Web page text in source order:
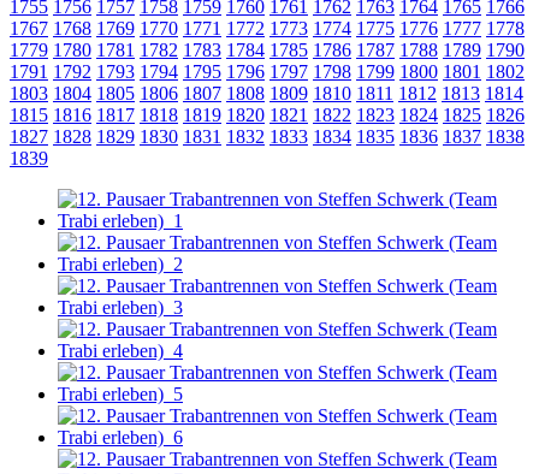
1755 1756 1757 1758 1759 1760 1761 1762 1763 1764 1765 1766
1767 1768 1769 1770 1771 1772 1773 1774 1775 1776 1777 1778
1779 1780 1781 1782 1783 1784 1785 1786 1787 1788 1789 1790
1791 1792 1793 1794 1795 1796 1797 1798 1799 1800 1801 1802
1803 1804 1805 1806 1807 1808 1809 1810 1811 1812 1813 1814
1815 1816 1817 1818 1819 1820 1821 1822 1823 1824 1825 1826
1827 1828 1829 1830 1831 1832 1833 1834 1835 1836 1837 1838
1839